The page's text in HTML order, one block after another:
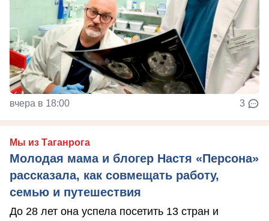
вчера в 18:00 3
Мы из Таганрога
Молодая мама и блогер Настя «Персона»
рассказала, как совмещать работу,
семью и путешествия
До 28 лет она успела посетить 13 стран и